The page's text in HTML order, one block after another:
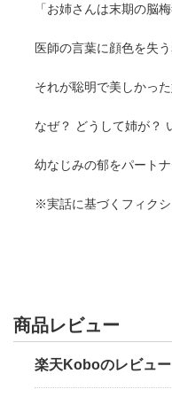
「お姉さんは末期の脳梅
医師の言葉に顔色を失う
それが聡明で美しかっ
なぜ？ どうして姉が？
幼なじみの郁をパート
※実話に基づくフィクシ
商品レビュー
楽天Koboのレビュー